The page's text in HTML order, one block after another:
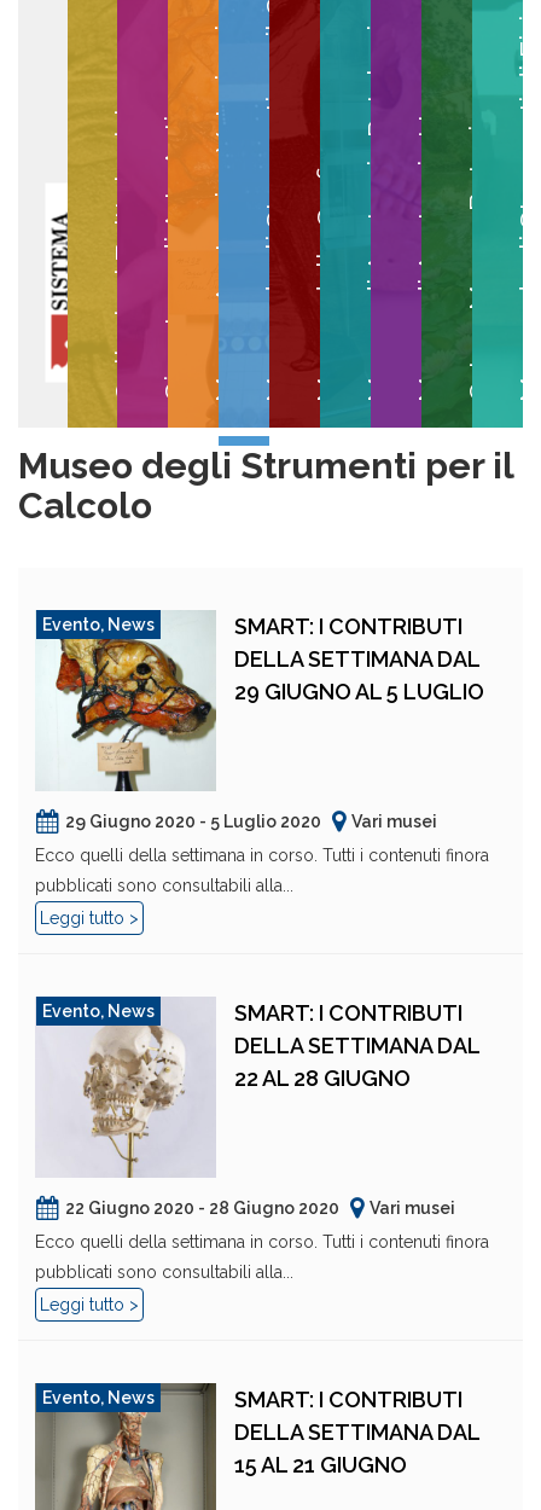
Collezioni EgittologicheGipsoteca di Arte AnticaMuseo Anatomico VeterinarioMuseo degli Strumenti per il CalcoloMuseo della GraficaMuseo di Anatomia PatologicaMuseo di Anatomia UmanaOrto e Museo BotanicoMuseo degli
Museo degli Strumenti per il
Calcolo
Evento, News
SMART: I CONTRIBUTI
DELLA SETTIMANA DAL
29 GIUGNO AL 5 LUGLIO
29 Giugno 2020 - 5 Luglio 2020
Vari musei
Ecco quelli della settimana in corso. Tutti i contenuti finora
pubblicati sono consultabili alla...
Leggi tutto >
Evento, News
SMART: I CONTRIBUTI
DELLA SETTIMANA DAL
22 AL 28 GIUGNO
22 Giugno 2020 - 28 Giugno 2020
Vari musei
Ecco quelli della settimana in corso. Tutti i contenuti finora
pubblicati sono consultabili alla...
Leggi tutto >
Evento, News
SMART: I CONTRIBUTI
DELLA SETTIMANA DAL
15 AL 21 GIUGNO